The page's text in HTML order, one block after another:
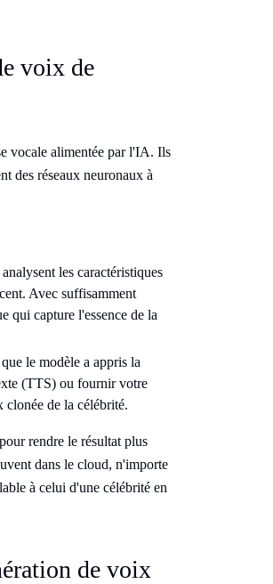
voix de
vocale alimentée par l'IA. Ils
des réseaux neuronaux à
les caractéristiques
Avec suffisamment
qui capture l'essence de la
le modèle a appris la
(TTS) ou fournir votre
de la célébrité.
rendre le résultat plus
dans le cloud, n'importe
à celui d'une célébrité en
de voix